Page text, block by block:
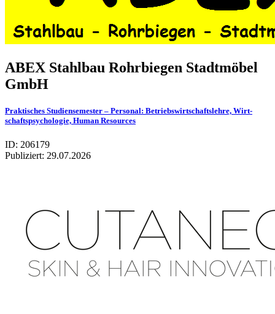
ABEX Stahl­bau Rohr­bie­gen Stadt­mö­bel
GmbH
Prak­ti­sches Stu­di­en­se­mes­ter – Per­so­nal: Betriebs­wirt­schafts­lehre, Wirt­
schafts­psy­cho­lo­gie, Human Resour­ces
ID: 206179
Publiziert: 29.07.2026